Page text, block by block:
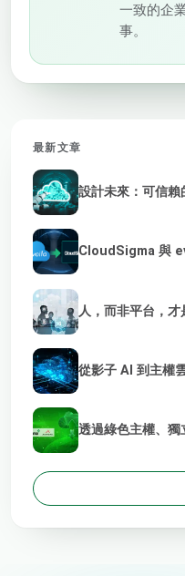
一致的企
事。
最新文章
設計未來：可信
CloudSigma 與
人，而非平台，
從影子 AI 到主權
透過綠色主權、